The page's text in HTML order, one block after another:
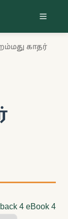
காதர்
4 eBook 4